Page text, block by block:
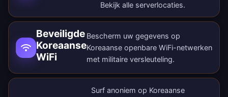
Bekijk alle serverlocaties.
Beveiligde
Koreaanse
WiFi
Bescherm uw gegevens op
Koreaanse openbare WiFi-netwerken
met militaire versleuteling.
Surf anoniem op Koreaanse